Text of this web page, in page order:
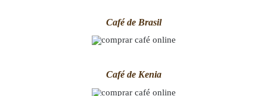
Café de Brasil
Café de Kenia